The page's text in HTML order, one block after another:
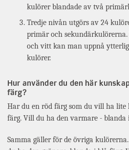
kulörer blandade av två
Tredje nivån utgörs av 24
primär och
och vitt kan man uppnå
kulörer.
Hur använder du den här
färg?
Har du en röd färg som du vill ha lite
färg. Vill du ha den varmare - blanda
Samma gäller för de övriga